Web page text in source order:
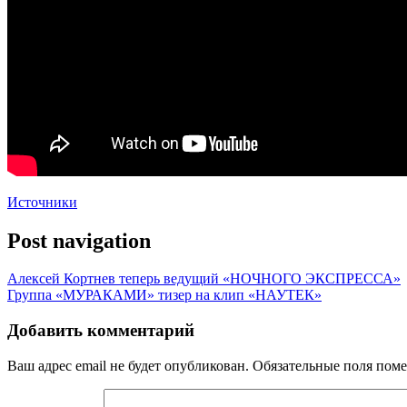
Источники
Post navigation
Алексей Кортнев теперь ведущий «НОЧНОГО ЭКСПРЕССА»
Группа «МУРАКАМИ» тизер на клип «НАУТЕК»
Добавить комментарий
Ваш адрес email не будет опубликован. Обязательные поля